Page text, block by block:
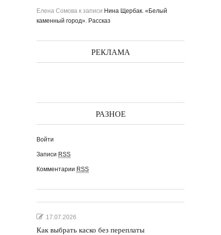
Елена Сомова к записи Нина Щербак. «Белый
каменный город». Рассказ
РЕКЛАМА
РАЗНОЕ
Войти
Записи RSS
Комментарии RSS
17.07.2026
Как выбрать каско без переплаты